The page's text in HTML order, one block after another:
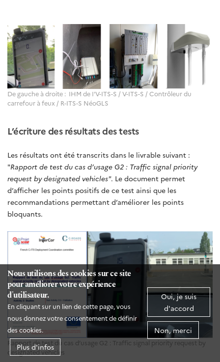
Nous utilisons des cookies sur ce site
pour améliorer votre expérience
d'utilisateur.
En cliquant sur un lien de cette page, vous
nous donnez votre consentement de définir
des cookies.
Plus d'infos
Oui, je suis
d'accord
Non, merci
De gauche à droite : IHM de I'V-ITS-S / V-ITS-S / Contrôleur du
carrefour à feux / R-ITS-S NéoGLS
L’écriture des résultats des tests
Les résultats ont été transcrits dans le livrable suivant :
"Rapport de test du cas d’usage G2 : Traffic signal priority
request by designated vehicles". Le document permet
d’afficher les points positifs de ce test ainsi que les
recommandations permettant d’améliorer les points
bloquants.
Rapport de test du cas d’usage G2 : Traffic signal priority request by
designated vehicles